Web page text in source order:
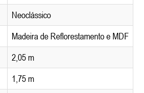
Neoclássico
Madeira de Reflorestamento e MDF
2,05 m
1,75 m